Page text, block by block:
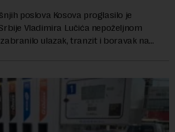
poslova Kosova proglasilo je
Vladimira Lučića nepoželjnom
ulazak, tranzit i boravak na